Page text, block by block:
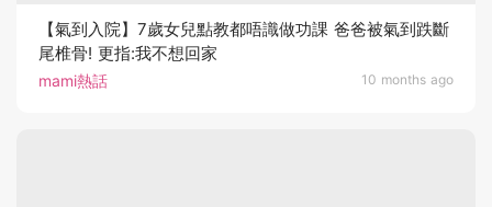
mami熱話 10 months ago
【氣到入院】7歲女兒點教都唔識做功課 爸爸被氣到跌斷
尾椎骨! 更指:我不想回家